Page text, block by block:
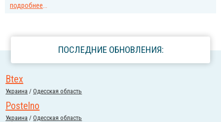
подробнее...
ПОСЛЕДНИЕ ОБНОВЛЕНИЯ:
Btex
Украина /Одесская область
Postelno
Украина /Одесская область